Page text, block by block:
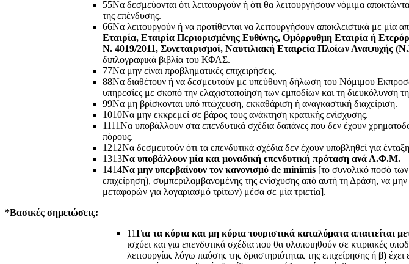
55Να δεσμεύονται ότι λειτουργούν ή ότι θα λειτουργήσουν νόμιμα
της επένδυσης.
66Να λειτουργούν ή να προτίθενται να λειτουργήσουν αποκλειστικά με μία
Εταιρία, Εταιρία Περιορισμένης Ευθύνης, Ομόρρυθμη Εταιρία ή
Ν. 4019/2011, Συνεταιρισμοί, Ναυτιλιακή Εταιρεία Πλοίων Αναψυχής
διπλογραφικά βιβλία του ΚΦΑΣ.
77Να μην είναι προβληματικές επιχειρήσεις.
88Να διαθέτουν ή να δεσμευτούν με υπεύθυνη δήλωση του Νόμιμου
υπηρεσίες με σκοπό την ελαχιστοποίηση των εμποδίων και τη διευκόλυνση
99Να μη βρίσκονται υπό πτώχευση, εκκαθάριση ή αναγκαστική διαχείριση.
1010Να μην εκκρεμεί σε βάρος τους ανάκτηση κρατικής ενίσχυσης.
1111Να υποβάλλουν στα επενδυτικά σχέδια δαπάνες που δεν έχουν
πόρους.
1212Να δεσμευτούν ότι τα επενδυτικά σχέδια δεν έχουν υποβληθεί για
1313Να υποβάλλουν μία και μοναδική επενδυτική πρόταση ανά Α.Φ.Μ.
1414Να μην υπερβαίνουν τον κανονισμό de minimis [το συνολικό ποσό
επιχείρηση), συμπεριλαμβανομένης της ενίσχυσης από αυτή τη Δράση, να
μεταφορών για λογαριασμό τρίτων) μέσα σε μία τριετία].
*Βασικές σημειώσεις:
11Για τα κύρια και μη κύρια τουριστικά καταλύματα απαιτείται
ισχύει και για επενδυτικά σχέδια που θα υλοποιηθούν σε κτιριακές
λειτουργίας λόγω παύσης της δραστηριότητας της επιχείρησης ή β) έχει